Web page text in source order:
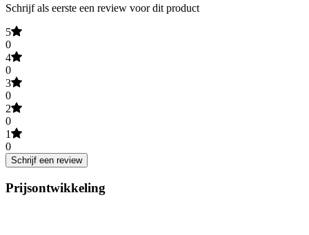
Schrijf als eerste een review voor dit product
5
0
4
0
3
0
2
0
1
0
Schrijf een review
Prijsontwikkeling